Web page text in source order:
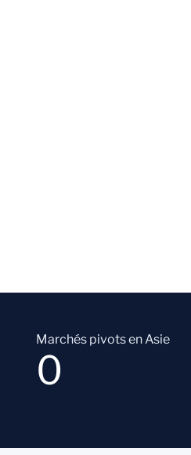
Marchés pivots en Asie
0